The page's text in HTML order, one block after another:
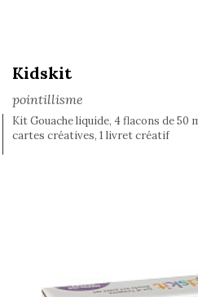
Kidskit
pointillisme
Kit Gouache liquide, 4 flacons de 50
cartes créatives, 1 livret créatif